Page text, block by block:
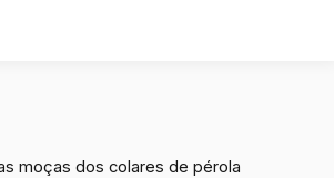
moças dos colares de pérola